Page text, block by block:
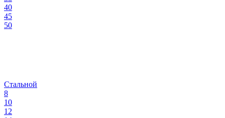
40
45
50
Стальной
8
10
12